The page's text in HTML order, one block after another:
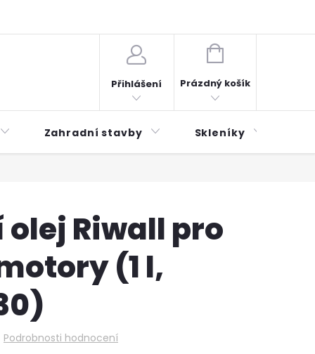
ESSOX
Přihlášení
NÁKUPNÍ
Prázdný košík
Zahradní stavby Skleníky
Riwall pro
(1 l,
Podrobnosti hodnocení